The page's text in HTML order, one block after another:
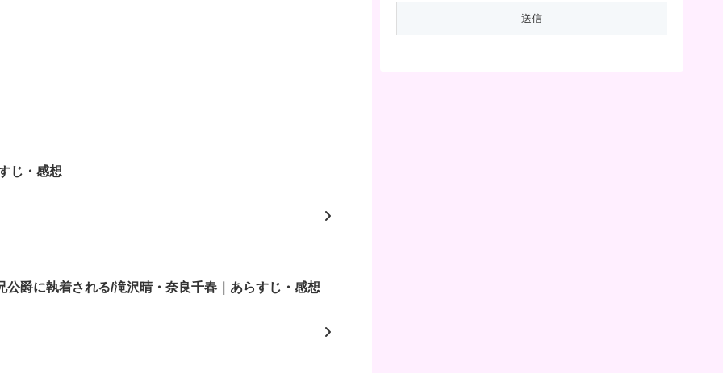
じ・感想
爵に執着される/滝沢晴・奈良千春｜あらすじ・感想